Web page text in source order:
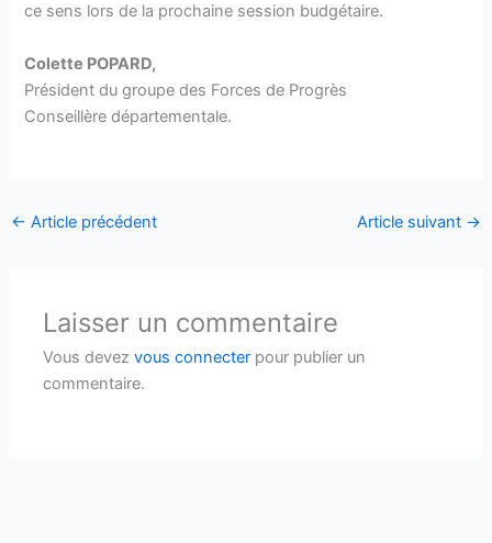
ce sens lors de la prochaine session budgétaire.
Colette POPARD,
Président du groupe des Forces de Progrès
Conseillère départementale.
← Article précédent Article suivant →
Laisser un commentaire
Vous devezvous connecter pour publier un
commentaire.